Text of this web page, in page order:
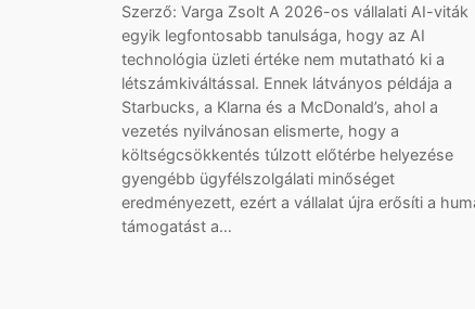
Szerző: Varga Zsolt A 2026-os vállalati AI-viták
egyik legfontosabb tanulsága, hogy az AI
technológia üzleti értéke nem mutatható ki a
létszámkiváltással. Ennek látványos példája a
Starbucks, a Klarna és a McDonald’s, ahol a
vezetés nyilvánosan elismerte, hogy a
költségcsökkentés túlzott előtérbe helyezése
gyengébb ügyfélszolgálati minőséget
eredményezett, ezért a vállalat újra erősíti a
támogatást a…